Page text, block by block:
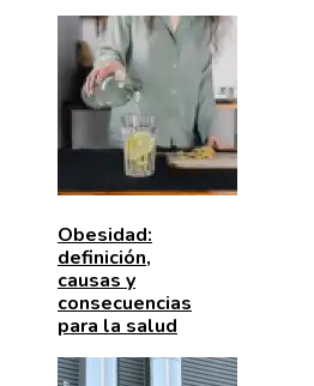
Obesidad:
definición,
causas y
consecuencias
para la salud